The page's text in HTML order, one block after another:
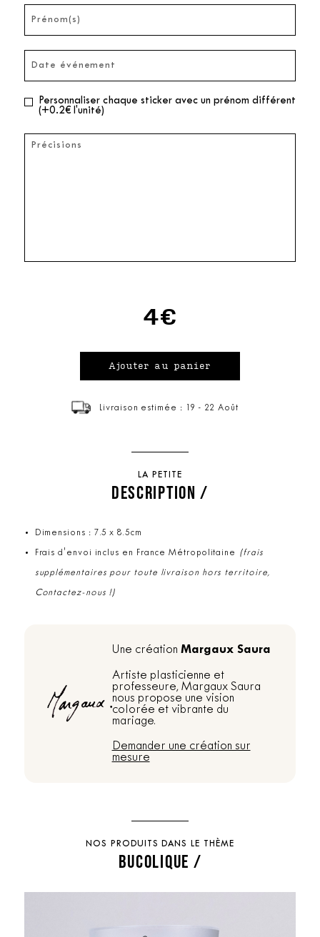
Personnaliser chaque sticker avec un prénom différent
(+0.2€ l'unité)
4€
Livraison estimée : 19 - 22 Août
LA PETITE
DESCRIPTION /
Dimensions : 7.5 x 8.5cm
Frais d'envoi inclus en France Métropolitaine (frais
supplémentaires pour toute livraison hors territoire,
Contactez-nous !)
Une création Margaux Saura
Artiste plasticienne et
professeure, Margaux Saura
nous propose une vision
colorée et vibrante du
mariage.
Demander une création sur
mesure
NOS PRODUITS DANS LE THÈME
BUCOLIQUE /